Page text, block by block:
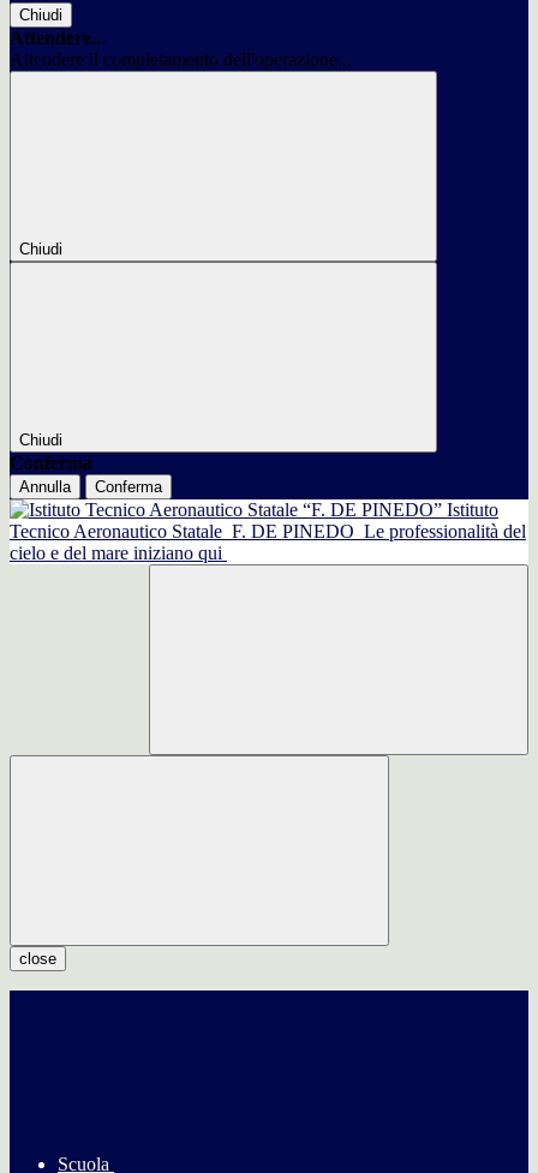
Chiudi
Attendere...
Attendere il completamento dell'operazione...
Chiudi
Chiudi
Conferma
Annulla Conferma
Istituto
Tecnico Aeronautico Statale F. DE PINEDO Le professionalità del
cielo e del mare iniziano qui
close
Scuola